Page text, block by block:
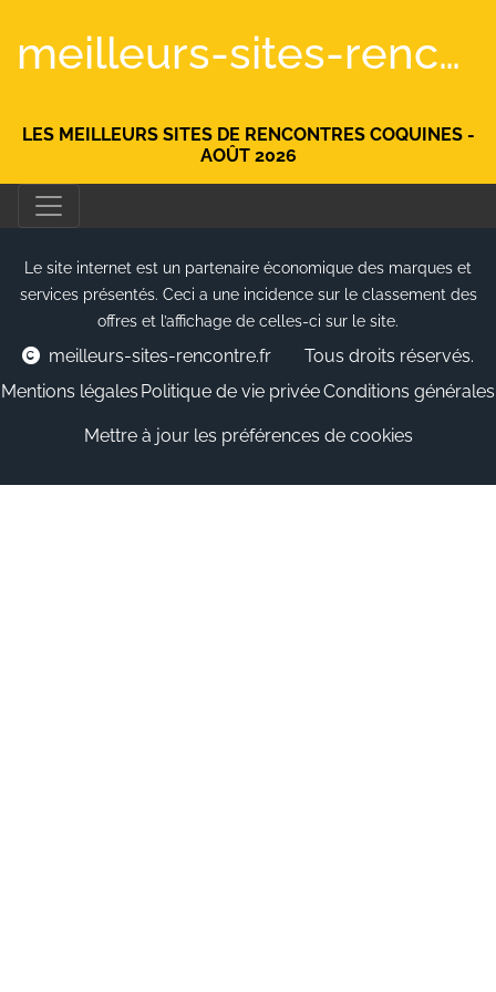
meilleurs-sites-rencontre.fr
LES MEILLEURS SITES DE RENCONTRES COQUINES -
AOÛT 2026
Le site internet est un partenaire économique des marques et
services présentés. Ceci a une incidence sur le classement des
offres et l’affichage de celles-ci sur le site.
meilleurs-sites-rencontre.fr
Tous droits réservés.
Mentions légales Politique de vie privéeConditions générales
Mettre à jour les préférences de cookies